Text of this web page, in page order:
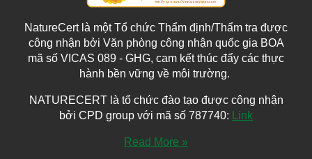
NatureCert là một Tổ chức Thẩm định/Thẩm tra được
công nhận bởi Văn phòng công nhận quốc gia BOA
mã số VICAS 089 - GHG, cam kết thúc đẩy các thực
hành bền vững về môi trường.
NATURECERT là tổ chức đào tạo được công nhận
bởi CPD group với mã số 787740: Link
Read More »